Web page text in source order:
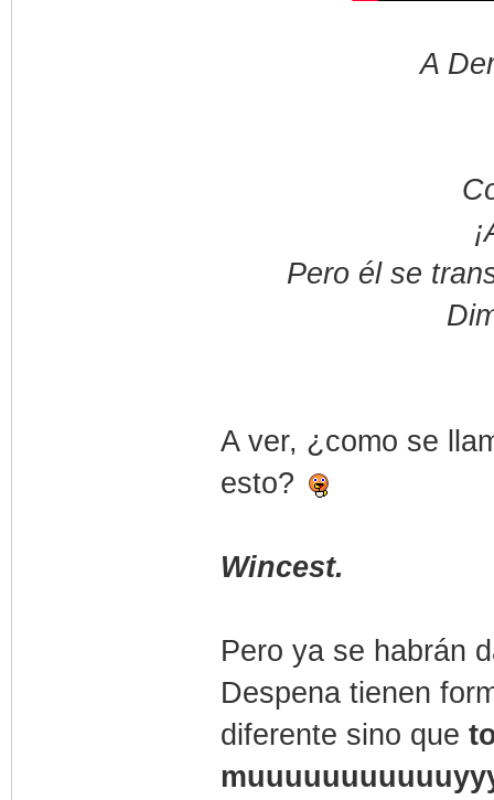
A
Pero él se
A ver, ¿como se
esto?
Wincest.
Pero ya se habrán
Despena tienen
diferente sino que